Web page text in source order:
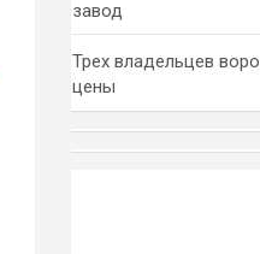
завод
Трех владельцев
цены